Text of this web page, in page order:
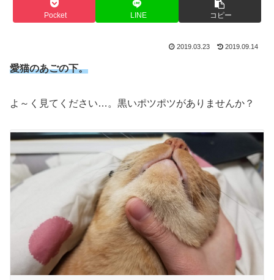
Pocket LINE コピー
2019.03.23 2019.09.14
愛猫のあごの下。
よ～く見てください…。黒いポツポツがありませんか？